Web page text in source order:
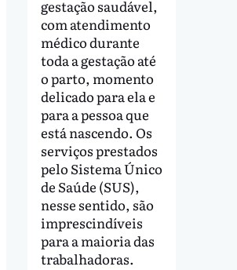
gestação saudável,
com atendimento
médico durante
toda a gestação até
o parto, momento
delicado para ela e
para a pessoa que
está nascendo. Os
serviços prestados
pelo Sistema Único
de Saúde (SUS),
nesse sentido, são
imprescindíveis
para a maioria das
trabalhadoras.